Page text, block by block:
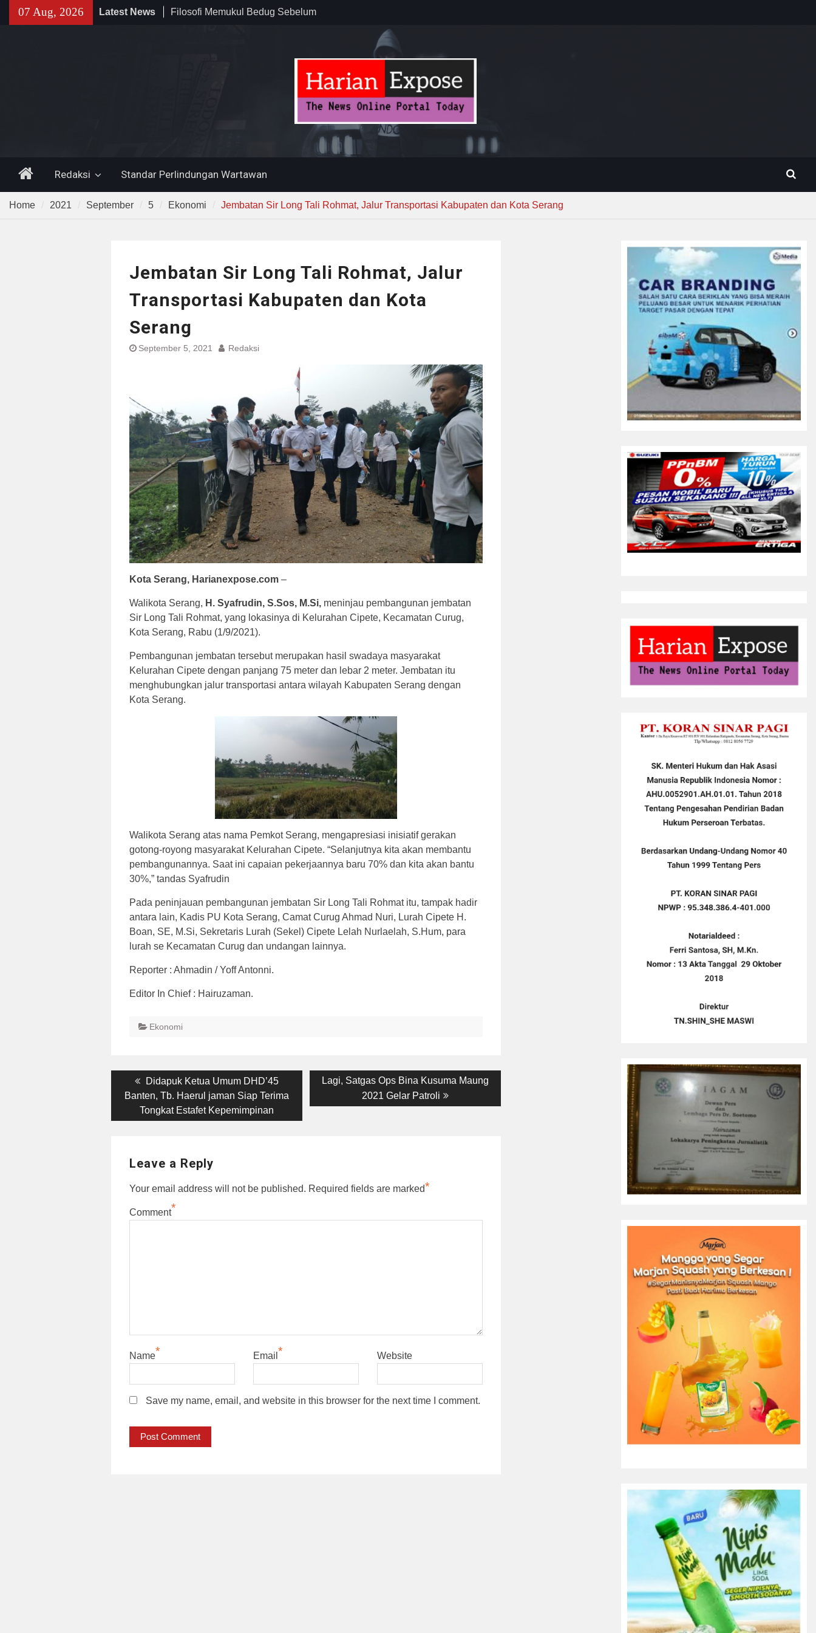
07 Aug, 2026 Latest News
Filosofi Memukul Bedug Sebelum
Narkoba di Sekolah Kebayoran
Lama, DPR Minta Diusut Tuntas
HomeRedaksi Standar Perlindungan Wartawan
Home 2021 September 5 Ekonomi Jembatan Sir Long Tali Rohmat, Jalur Transportasi Kabupaten dan Kota Serang
Jembatan Sir Long Tali Rohmat, Jalur
Transportasi Kabupaten dan Kota
Serang
September 5, 2021 Redaksi
Kota Serang, Harianexpose.com –
Walikota Serang, H. Syafrudin, S.Sos, M.Si, meninjau pembangunan jembatan
Sir Long Tali Rohmat, yang lokasinya di Kelurahan Cipete, Kecamatan Curug,
Kota Serang, Rabu (1/9/2021).
Pembangunan jembatan tersebut merupakan hasil swadaya masyarakat
Kelurahan Cipete dengan panjang 75 meter dan lebar 2 meter. Jembatan itu
menghubungkan jalur transportasi antara wilayah Kabupaten Serang dengan
Kota Serang.
Walikota Serang atas nama Pemkot Serang, mengapresiasi inisiatif gerakan
gotong-royong masyarakat Kelurahan Cipete. “Selanjutnya kita akan membantu
pembangunannya. Saat ini capaian pekerjaannya baru 70% dan kita akan bantu
30%,” tandas Syafrudin
Pada peninjauan pembangunan jembatan Sir Long Tali Rohmat itu, tampak hadir
antara lain, Kadis PU Kota Serang, Camat Curug Ahmad Nuri, Lurah Cipete H.
Boan, SE, M.Si, Sekretaris Lurah (Sekel) Cipete Lelah Nurlaelah, S.Hum, para
lurah se Kecamatan Curug dan undangan lainnya.
Reporter : Ahmadin / Yoff Antonni.
Editor In Chief : Hairuzaman.
Ekonomi
Post
navigation
Previous
post:
Didapuk Ketua Umum DHD’45
Banten, Tb. Haerul jaman Siap Terima
Tongkat Estafet Kepemimpinan
Next
Lagi, Satgas Ops Bina Kusuma Maung
2021 Gelar Patroli
Leave a Reply
Your email address will not be published. Required fields are marked*
Comment*
Name* Email * Website
Save my name, email, and website in this browser for the next time I comment.